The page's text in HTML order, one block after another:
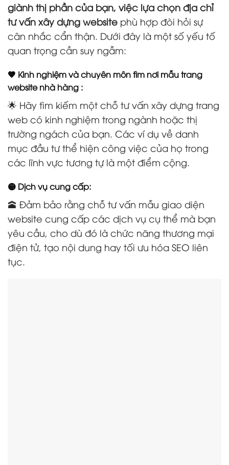
giành thị phần của bạn, việc lựa chọn địa chỉ
tư vấn xây dựng website phù hợp đòi hỏi sự
cân nhắc cẩn thận. Dưới đây là một số yếu tố
quan trọng cần suy ngẫm:
🤎 Kinh nghiệm và chuyên môn tìm nơi mẫu trang
website nhà hàng :
🌟 Hãy tìm kiếm một chỗ tư vấn xây dựng trang
web có kinh nghiệm trong ngành hoặc thị
trường ngách của bạn. Các ví dụ về danh
mục đầu tư thể hiện công việc của họ trong
các lĩnh vực tương tự là một điểm cộng.
🟡 Dịch vụ cung cấp:
🕋 Đảm bảo rằng chỗ tư vấn mẫu giao diện
website cung cấp các dịch vụ cụ thể mà bạn
yêu cầu, cho dù đó là chức năng thương mại
điện tử, tạo nội dung hay tối ưu hóa SEO liên
tục.